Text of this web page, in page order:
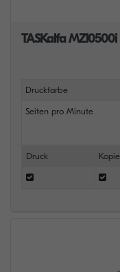
TASKalfa MZ10500i
Druckfarbe
Seiten pro Minute
Druck Kopie